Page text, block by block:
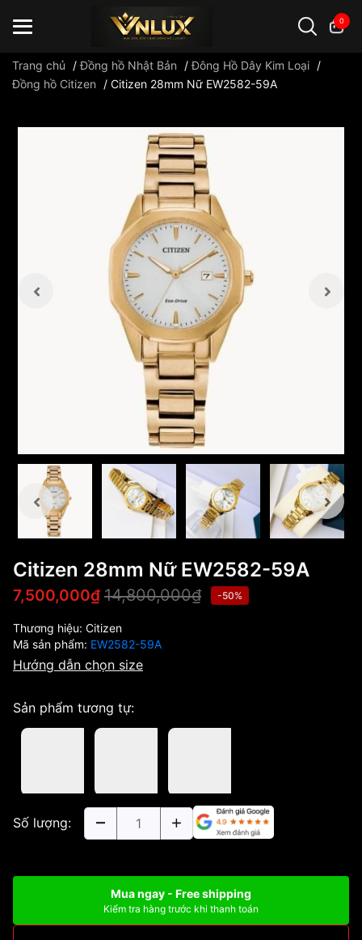
0
Trang chủ /Đồng hồ Nhật Bản /Đông Hồ Dây Kim Loại /
Đồng hồ Citizen
/ Citizen 28mm Nữ EW2582-59A
Citizen 28mm Nữ EW2582-59A
7,500,000₫ 14,800,000₫ -50%
Thương hiệu: Citizen
Mã sản phẩm: EW2582-59A
Hướng dẫn chọn size
Sản phẩm tương tự:
Số lượng:
Mua ngay - Free shipping
Kiểm tra hàng trước khi thanh toán